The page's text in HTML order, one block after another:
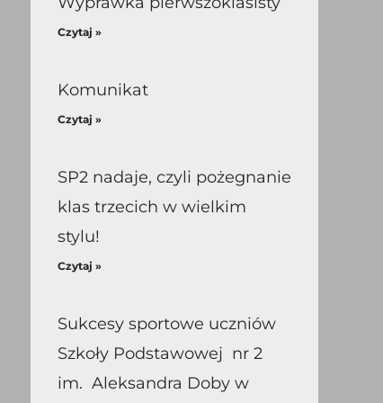
Czytaj »
Komunikat
Czytaj »
SP2 nadaje, czyli pożegnanie
klas trzecich w wielkim
stylu!
Czytaj »
Sukcesy sportowe uczniów
Szkoły Podstawowej nr 2
im. Aleksandra Doby w